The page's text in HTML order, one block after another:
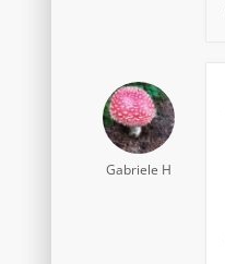
Gabriele H